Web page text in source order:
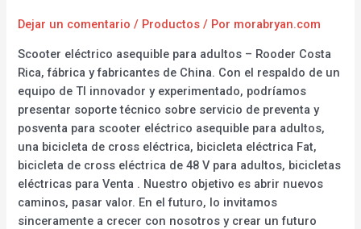
Dejar un comentario / Productos / Por morabryan.com
Scooter eléctrico asequible para adultos – Rooder Costa
Rica, fábrica y fabricantes de China. Con el respaldo de un
equipo de TI innovador y experimentado, podríamos
presentar soporte técnico sobre servicio de preventa y
posventa para scooter eléctrico asequible para adultos,
una bicicleta de cross eléctrica, bicicleta eléctrica Fat,
bicicleta de cross eléctrica de 48 V para adultos, bicicletas
eléctricas para Venta . Nuestro objetivo es abrir nuevos
caminos, pasar valor. En el futuro, lo invitamos
sinceramente a crecer con nosotros y crear un futuro